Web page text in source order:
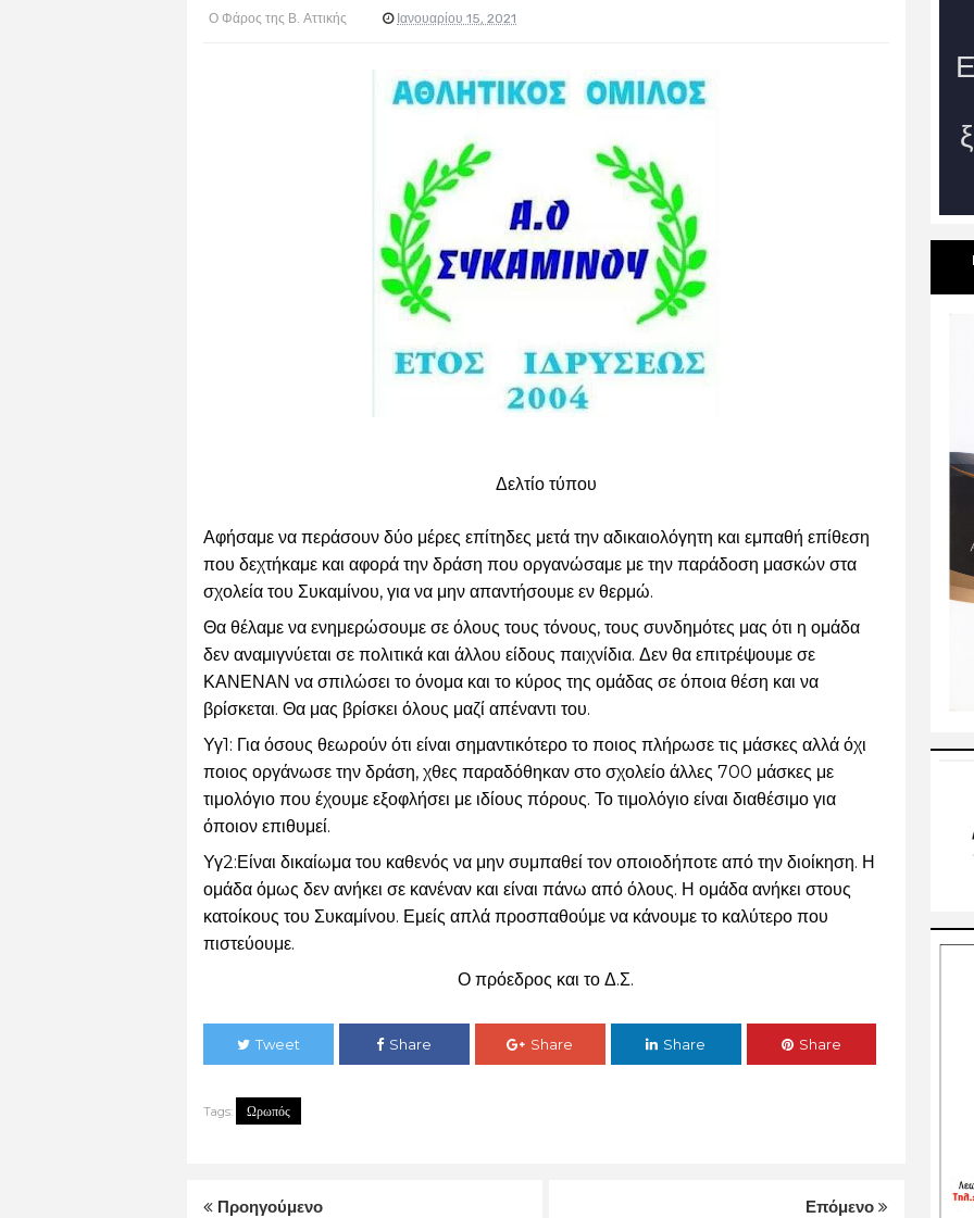
Ο Φάρος της Β. Αττικής Ιανουαρίου 15, 2021
Δελτίο τύπου
Αφήσαμε να περάσουν δύο μέρες επίτηδες μετά την αδικαιολόγητη και εμπαθή επίθεση
που δεχτήκαμε και αφορά την δράση που οργανώσαμε με την παράδοση μασκών στα
σχολεία του Συκαμίνου, για να μην απαντήσουμε εν θερμώ.
Θα θέλαμε να ενημερώσουμε σε όλους τους τόνους, τους συνδημότες μας ότι η ομάδα
δεν αναμιγνύεται σε πολιτικά και άλλου είδους παιχνίδια. Δεν θα επιτρέψουμε σε
ΚΑΝΕΝΑΝ να σπιλώσει το όνομα και το κύρος της ομάδας σε όποια θέση και να
βρίσκεται. Θα μας βρίσκει όλους μαζί απέναντι του.
Υγ1: Για όσους θεωρούν ότι είναι σημαντικότερο το ποιος
ποιος οργάνωσε την δράση, χθες παραδόθηκαν στο σχολείο άλλες 700 μάσκες με
τιμολόγιο που έχουμε εξοφλήσει με ιδίους πόρους. Το τιμολόγιο είναι διαθέσιμο για
όποιον επιθυμεί.
Υγ2:Είναι δικαίωμα του καθενός να μην συμπαθεί τον οποιοδήποτε από την διοίκηση. Η
ομάδα όμως δεν ανήκει σε κανέναν και είναι πάνω από όλους. Η ομάδα ανήκει στους
κατοίκους του Συκαμίνου. Εμείς απλά προσπαθούμε να κάνουμε το καλύτερο που
πιστεύουμε.
Ο πρόεδρος και το Δ.Σ.
Tweet Share Share Share Share
Tags: Ωρωπός
Προηγούμενο Επόμενο